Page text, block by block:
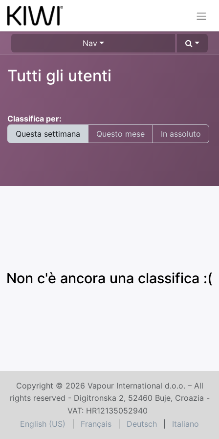
Nav
Tutti gli utenti
Classifica per:
Questa settimana
Questo mese In assoluto
Non c'è ancora una classifica :(
Copyright © 2026 Vapour International d.o.o. – All
rights reserved - Digitronska 2, 52460 Buje, Croazia -
VAT: HR12135052940
English (US)
Français Deutsch Italiano